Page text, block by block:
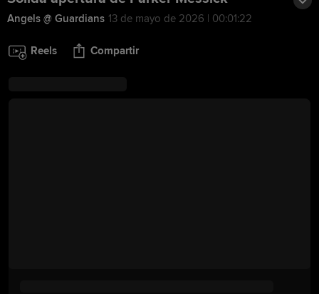
Angels @ Guardians 13 de mayo de 2026 | 00:01:22
Reels Compartir